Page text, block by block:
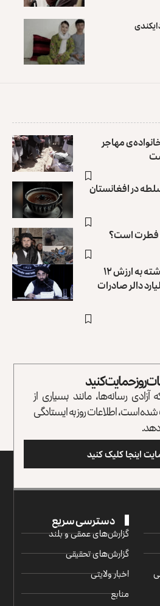
برای ۶۵ هزار و ۱۵۴ خانواده‌ی مهاجر
در افغانستان
فطرت است؟
طالبان: افغانستان سال گذشته به ارزش ۱۲
واردات و ۱.۷ میلیارد دالر صادرات
روز حمایت کنید
آزادی رسانه‌ها، مانند بسیاری از
است، اطلاعات روز به ایستادگی
اینجا کلیک کنید
دسترسی سریع
گزارش‌‌های عمقی و بلند
گزارش‌های تحقیقی
اخبار ولایتی
منابع